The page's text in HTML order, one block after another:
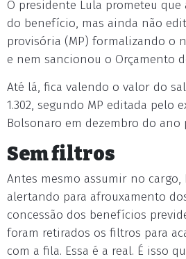
O presidente Lula prometeu
do benefício, mas ainda não
provisória (MP) formalizando o
e nem sancionou o Orçamento
Até lá, fica valendo o valor do
1.302, segundo MP editada pelo
Bolsonaro em dezembro do ano
Sem filtros
Antes mesmo assumir no cargo,
alertando para afrouxamento
concessão dos benefícios
foram retirados os filtros para
com a fila. Essa é a real. É isso